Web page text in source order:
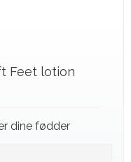
Feet lotion
dine fødder